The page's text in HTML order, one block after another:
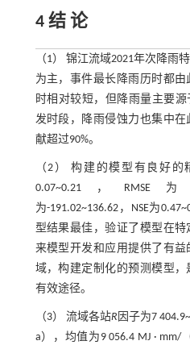
4 结 论
（1） 锦江流域2021年次降雨
为主，事件最长降雨历时都
时相对较短，但降雨量主要
发时段，降雨侵蚀力也集中
献超过90%。
（2） 构建的模型有良好的
0.07~0.21，RMSE为
为-191.02~136.62，NSE为
型结果最佳，验证了模型在
来模型开发和应用提供了有
域，构建定制化的预测模型
有效途径。
（3） 流域各站R 因子为7
a），均值为9 056.4 MJ · mm/